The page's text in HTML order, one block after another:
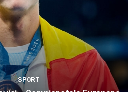
SPORT